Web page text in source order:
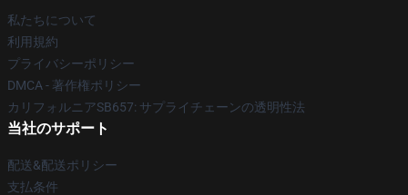
私たちについて
利用規約
プライバシーポリシー
DMCA - 著作権ポリシー
カリフォルニアSB657: サプライチェーンの透明性法
当社のサポート
配送&配送ポリシー
支払条件